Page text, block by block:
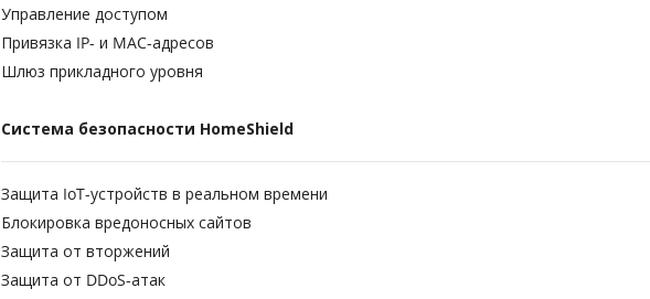
Управление доступом
Привязка IP- и MAC-адресов
Шлюз прикладного уровня
Система безопасности HomeShield
Защита IoT-устройств в реальном времени
Блокировка вредоносных сайтов
Защита от вторжений
Защита от DDoS-атак